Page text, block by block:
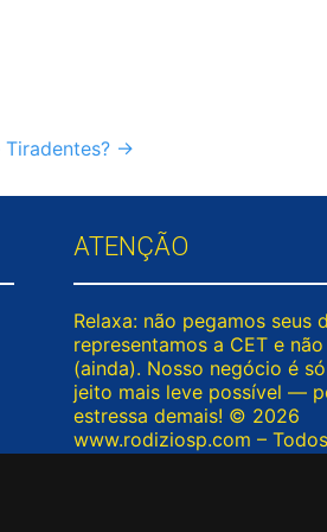
→
ATENÇÃO
Relaxa: não pegamos seus
representamos a CET e
(ainda). Nosso negócio é
jeito mais leve possível —
estressa demais! © 2026
www.rodiziosp.com –